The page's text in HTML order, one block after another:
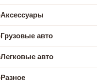
Аксессуары
Грузовые авто
Легковые авто
Разное